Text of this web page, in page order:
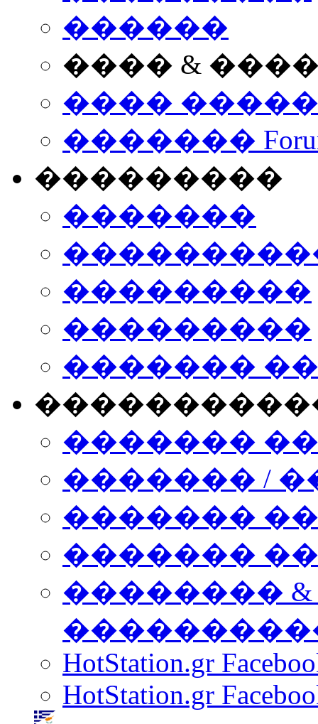
������
���� &
����
�������
���������
�������
���������
���������
�������
�������
������� /
�������
������� ���
��������
HotStation.gr
HotStation.gr